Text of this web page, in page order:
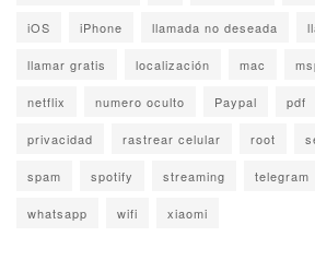
iOS iPhone llamada no deseada
llamar gratis localización mac
netflix numero oculto Paypal pdf
privacidad rastrear celular root
spam spotify streaming telegram
whatsapp wifi xiaomi